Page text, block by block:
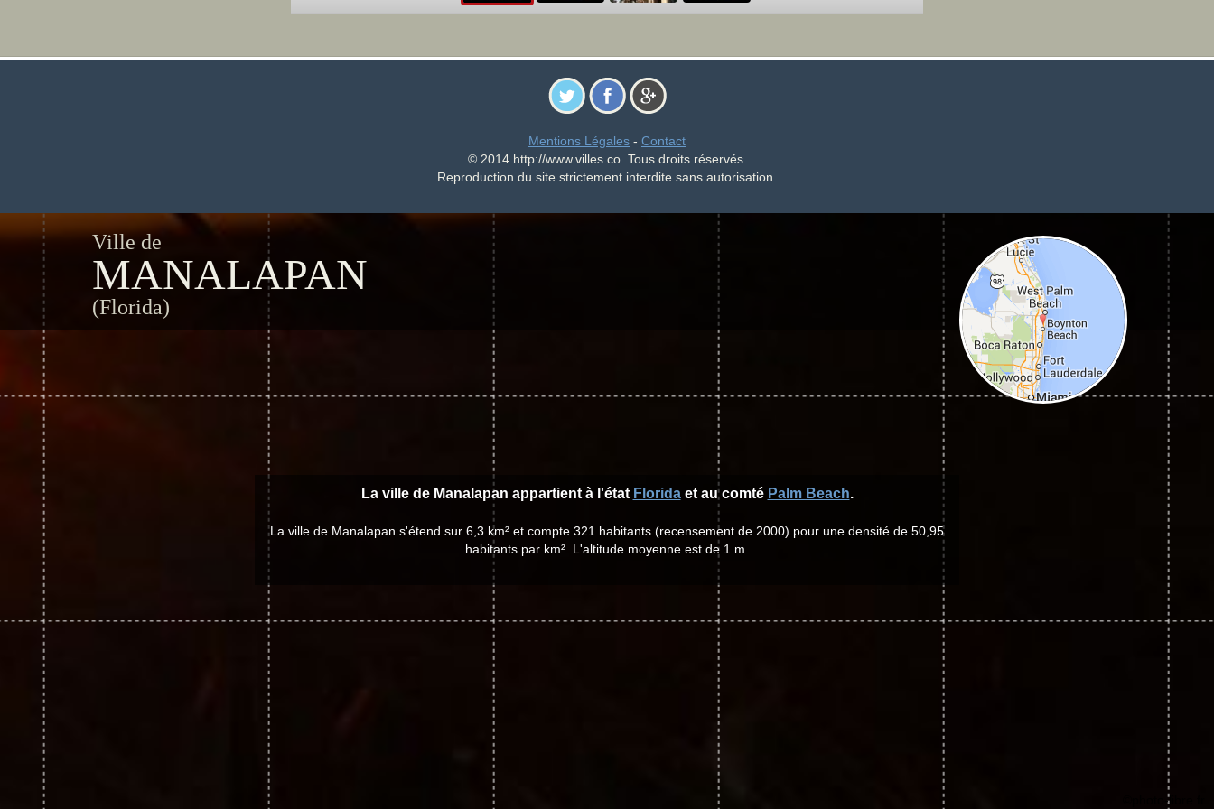
Mentions Légales - Contact
© 2014 http://www.villes.co. Tous droits réservés.
Reproduction du site strictement interdite sans autorisation.
Ville de
MANALAPAN
(Florida)
La ville de Manalapan appartient à l'état Floridaet au comté Palm Beach.
La ville de Manalapan s'étend sur 6,3 km² et compte 321 habitants (recensement de 2000) pour une densité de 50,95
habitants par km². L'altitude moyenne est de 1 m.
©photo-libre.fr